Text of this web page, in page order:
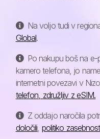
Na voljo tudi v
Global.
Po nakupu boš na
kamero telefona, jo
internetni povezavi v
telefon, združljiv z eSIM.
Z oddajo naročila
določili, politiko